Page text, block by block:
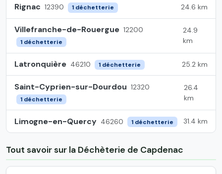
Rignac 12390 1 déchetterie 24.6 km
Villefranche-de-Rouergue 12200
1 déchetterie
24.9
km
Latronquière 46210 1 déchetterie 25.2 km
Saint-Cyprien-sur-Dourdou 12320
1 déchetterie
26.4
km
Limogne-en-Quercy 46260 1 déchetterie 31.4 km
Tout savoir sur la Déchèterie de Capdenac